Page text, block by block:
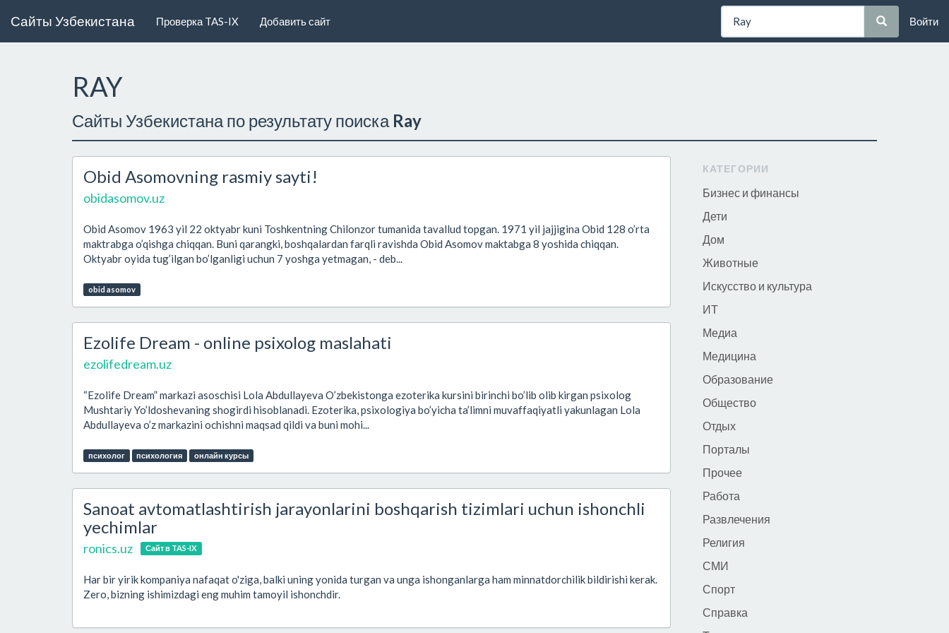
Сайты Узбекистана Проверка TAS-IX Добавить сайт Войти
RAY
Сайты Узбекистана по результату поиска Ray
Obid Asomovning rasmiy sayti!
obidasomov.uz
Obid Asomov 1963 yil 22 oktyabr kuni Toshkentning Chilonzor tumanida tavallud topgan. 1971 yil jajjigina Obid 128 o’rta
maktrabga o’qishga chiqqan. Buni qarangki, boshqalardan farqli ravishda Obid Asomov maktabga 8 yoshida chiqqan.
Oktyabr oyida tug’ilgan bo’lganligi uchun 7 yoshga yetmagan, - deb...
obid asomov
Ezolife Dream - online psixolog maslahati
ezolifedream.uz
“Ezolife Dream” markazi asoschisi Lola Abdullayeva O’zbekistonga ezoterika kursini birinchi bo’lib olib kirgan psixolog
Mushtariy Yo’ldoshevaning shogirdi hisoblanadi. Ezoterika, psixologiya bo’yicha ta’limni muvaffaqiyatli yakunlagan Lola
Abdullayeva o’z markazini ochishni maqsad qildi va buni mohi...
психолог психология онлайн курсы
Sanoat avtomatlashtirish jarayonlarini boshqarish tizimlari uchun ishonchli
yechimlar
ronics.uz Сайт в TAS-IX
Har bir yirik kompaniya nafaqat o'ziga, balki uning yonida turgan va unga ishonganlarga ham minnatdorchilik bildirishi kerak.
Zero, bizning ishimizdagi eng muhim tamoyil ishonchdir.
КАТЕГОРИИ
Бизнес и финансы
Дети
Дом
Животные
Искусство и культура
ИТ
Медиа
Медицина
Образование
Общество
Отдых
Порталы
Прочее
Работа
Развлечения
Религия
СМИ
Спорт
Справка